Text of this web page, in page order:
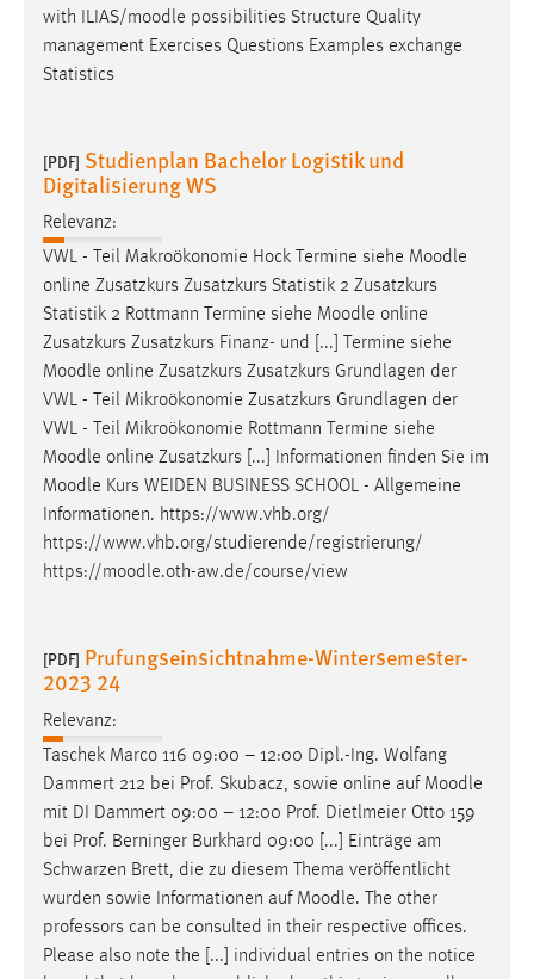
with ILIAS/moodle possibilities Structure Quality
management Exercises Questions Examples exchange
Statistics
[PDF] Studienplan Bachelor Logistik und
Digitalisierung WS
Relevanz:
VWL - Teil Makroökonomie Hock Termine siehe Moodle
online Zusatzkurs Zusatzkurs Statistik 2 Zusatzkurs
Statistik 2 Rottmann Termine siehe Moodle online
Zusatzkurs Zusatzkurs Finanz- und [...] Termine siehe
Moodle online Zusatzkurs Zusatzkurs Grundlagen der
VWL - Teil Mikroökonomie Zusatzkurs Grundlagen der
VWL - Teil Mikroökonomie Rottmann Termine siehe
Moodle online Zusatzkurs [...] Informationen finden Sie im
Moodle Kurs WEIDEN BUSINESS SCHOOL - Allgemeine
Informationen. https://www.vhb.org/
https://www.vhb.org/studierende/registrierung/
https://moodle.oth-aw.de/course/view
[PDF] Prufungseinsichtnahme-Wintersemester-
2023 24
Relevanz:
Taschek Marco 116 09:00 – 12:00 Dipl.-Ing. Wolfang
Dammert 212 bei Prof. Skubacz, sowie online auf Moodle
mit DI Dammert 09:00 – 12:00 Prof. Dietlmeier Otto 159
bei Prof. Berninger Burkhard 09:00 [...] Einträge am
Schwarzen Brett, die zu diesem Thema veröffentlicht
wurden sowie Informationen auf Moodle. The other
professors can be consulted in their respective offices.
Please also note the [...] individual entries on the notice